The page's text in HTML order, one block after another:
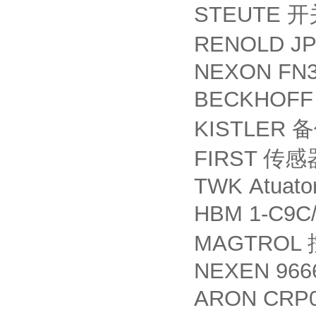
STEUTE 开
RENOLD
NEXON
KISTLER
FIRST 传感
TWK
HBM 1-
MAGTROL
NEXEN
ARON